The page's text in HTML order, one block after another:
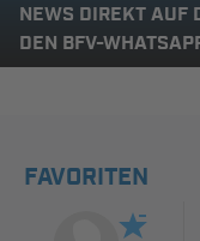
NEWS DIREKT AUF
DEN BFV-
FAVORITEN